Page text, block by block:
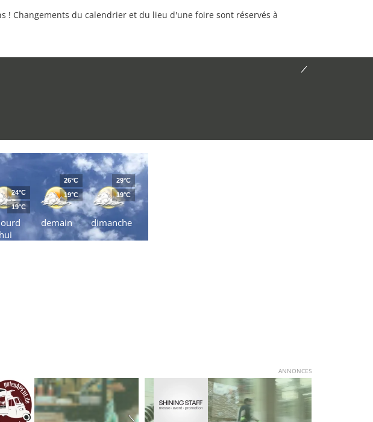
! Changements du calendrier et du lieu d'une foire sont réservés à
24°C
19°C
demain
26°C
19°C
dimanche
29°C
19°C
ANNONCES